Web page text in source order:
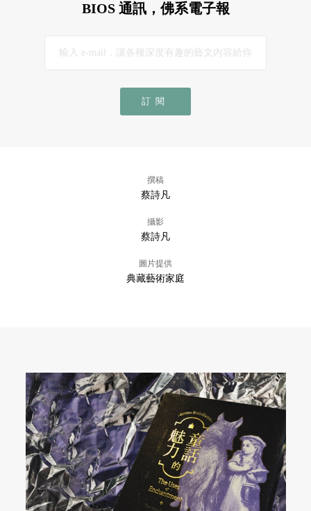
BIOS 通訊，佛系電子報
訂閱
撰稿
蔡詩凡
攝影
蔡詩凡
圖片提供
典藏藝術家庭